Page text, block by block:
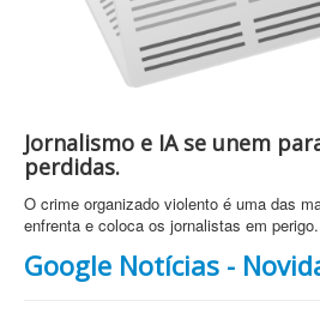
Jornalismo e IA se unem
perdidas.
O crime organizado violento é uma das
enfrenta e coloca os jornalistas em perigo.
Google Notícias -